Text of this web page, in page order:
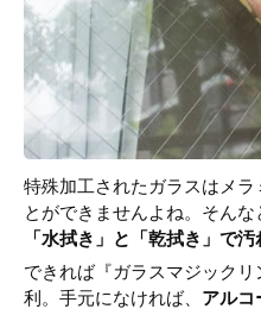
特殊加工されたガラスはメ
とができませんよね。そんな
「水拭き」と「乾拭き」で
できれば『ガラスマジック
利。手元になければ、 アルコ